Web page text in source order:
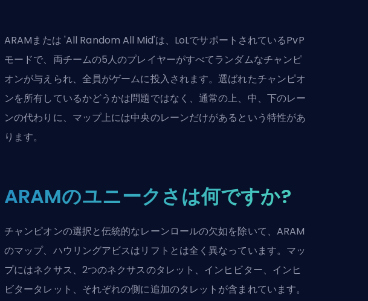
ARAMまたは 'All Random All Mid'は、LoLでサポートされているPvP
モードで、両チームの5人のプレイヤーがすべてランダムなチャンピ
オンが与えられ、全員がゲームに投入されます。選ばれたチャンピオ
ンを所有しているかどうかは問題ではなく、通常の上、中、下のレー
ンの代わりに、マップ上には中央のレーンだけがあるという特性があ
ります。
ARAMのユニークさは何ですか?
チャンピオンの選択と伝統的なレーンロールの欠如を除いて、ARAM
のマップ、ハウリングアビスはリフトとは全く異なっています。マッ
プにはネクサス、2つのネクサスのタレット、インヒビター、インヒ
ビタータレット、それぞれの側に追加のタレットが含まれています。